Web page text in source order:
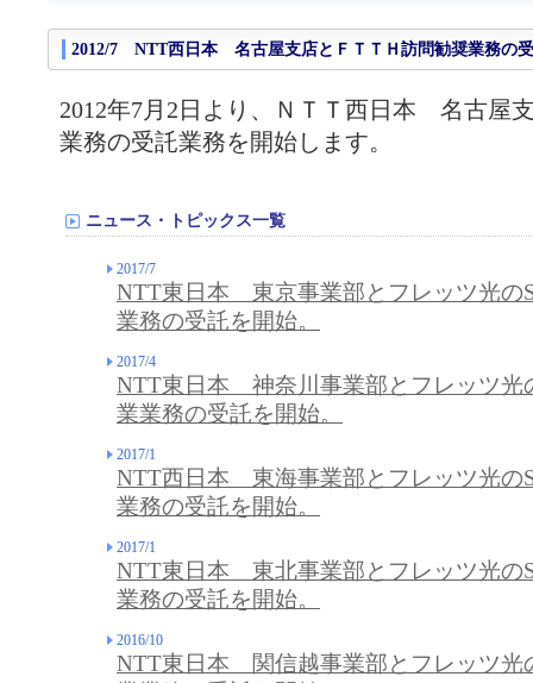
2012/7 NTT西日本 名古屋支店とＦＴＴＨ訪問勧奨業務の
2012年7月2日より、ＮＴＴ西日本 名古屋
業務の受託業務を開始します。
ニュース・トピックス一覧
2017/7
NTT東日本 東京事業部とフレッツ光の
業務の受託を開始。
2017/4
NTT東日本 神奈川事業部とフレッツ光
業業務の受託を開始。
2017/1
NTT西日本 東海事業部とフレッツ光の
業務の受託を開始。
2017/1
NTT東日本 東北事業部とフレッツ光の
業務の受託を開始。
2016/10
NTT東日本 関信越事業部とフレッツ光